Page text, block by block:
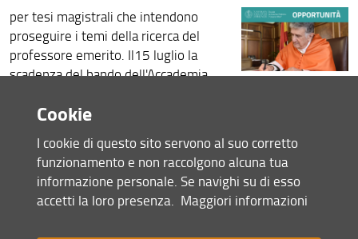
per tesi magistrali che intendono
proseguire i temi della ricerca del
professore emerito. Il15 luglio la
scadenza del bando dell'Accademia
Colombaria”.
19 Marzo 2026
Condividi
Cookie
I cookie di questo sito servono al suo corretto
funzionamento e non raccolgono alcuna tua
informazione personale. Se navighi su di esso
accetti la loro presenza. Maggiori informazioni